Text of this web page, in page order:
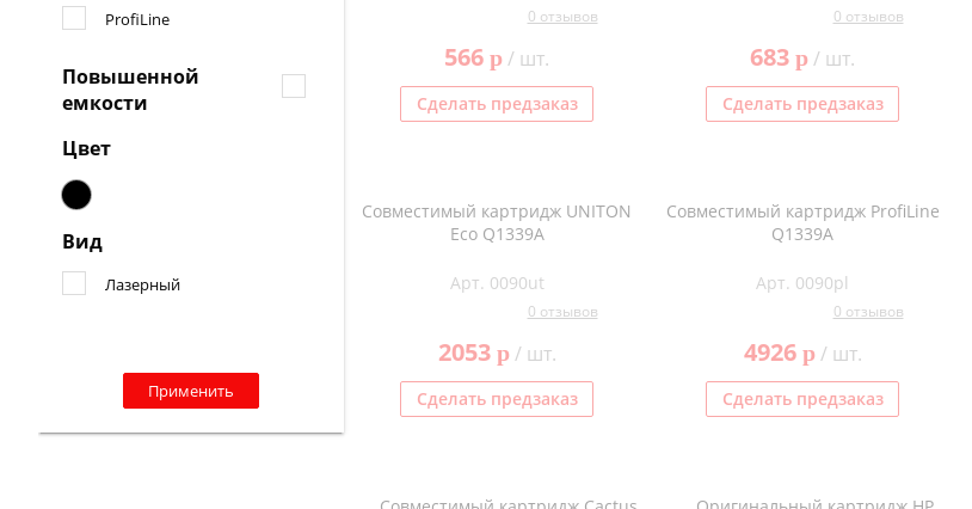
ProfiLine
Повышенной
емкости
Цвет
Вид
Лазерный
Применить
0 отзывов
566 p/ шт.
Сделать предзаказ
0 отзывов
683 p/ шт.
Сделать предзаказ
Совместимый картридж UNITON
Eco Q1339A
Арт. 0090ut
0 отзывов
2053 p/ шт.
Сделать предзаказ
Совместимый картридж ProfiLine
Q1339A
Арт. 0090pl
0 отзывов
4926 p/ шт.
Сделать предзаказ